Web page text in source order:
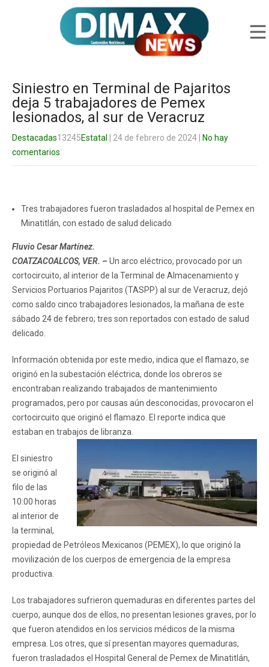
Siniestro en Terminal de Pajaritos
deja 5 trabajadores de Pemex
lesionados, al sur de Veracruz
Destacadas13245Estatal | 24 de febrero de 2024
No hay
comentarios
Tres trabajadores fueron trasladados al hospital de Pemex en
Minatitlán, con estado de salud delicado
Fluvio Cesar Martínez.
COATZACOALCOS, VER. – Un arco eléctrico, provocado por un
cortocircuito, al interior de la Terminal de Almacenamiento y
Servicios Portuarios Pajaritos (TASPP) al sur de Veracruz, dejó
como saldo cinco trabajadores lesionados, la mañana de este
sábado 24 de febrero; tres son reportados con estado de salud
delicado.
Información obtenida por este medio, indica que el flamazo, se
originó en la subestación eléctrica, donde los obreros se
encontraban realizando trabajados de mantenimiento
programados, pero por causas aún desconocidas, provocaron el
cortocircuito que originó el flamazo. El reporte indica que
estaban en trabajos de libranza.
El siniestro
se originó al
filo de las
10:00 horas
al interior de
la terminal,
propiedad de Petróleos Mexicanos (PEMEX), lo que originó la
movilización de los cuerpos de emergencia de la empresa
productiva.
Los trabajadores sufrieron quemaduras en diferentes partes del
cuerpo, aunque dos de ellos, no presentan lesiones graves, por lo
que fueron atendidos en los servicios médicos de la misma
empresa. Los otres, que sí presentan mayores quemaduras,
fueron trasladados el Hospital General de Pemex de Minatitlán,